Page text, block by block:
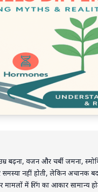
बढ़ना, वजन और चर्बी जमना,
समस्या नहीं होती, लेकिन अचानक
मामलों में लिंग का आकार सामान्य